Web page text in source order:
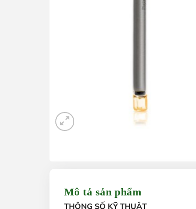
Mô tả sản phẩm
THÔNG SỐ KỸ THUẬT